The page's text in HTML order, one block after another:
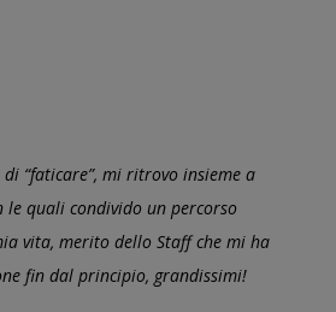
“faticare”, mi ritrovo insieme a
le quali condivido un percorso
vita, merito dello Staff che mi ha
fin dal principio, grandissimi!